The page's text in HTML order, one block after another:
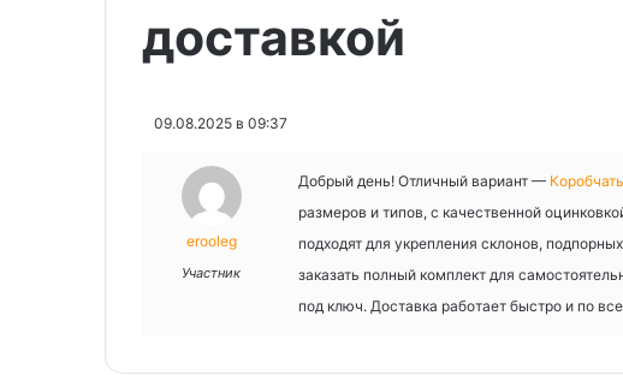
доставкой
09.08.2025 в 09:37
erooleg
Участник
Добрый день! Отличный вариант —
размеров и типов, с качественной
подходят для укрепления склонов,
заказать полный комплект для
под ключ. Доставка работает быстро и по